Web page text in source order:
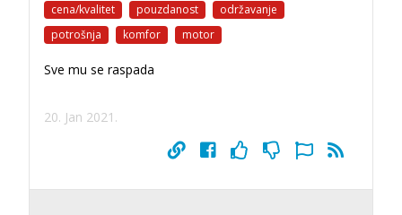
cena/kvalitet pouzdanost
održavanje
potrošnja
komfor motor
Sve mu se raspada
20. Jan 2021.